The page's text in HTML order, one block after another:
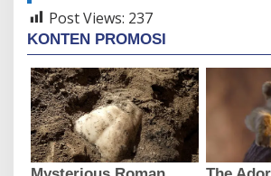
Post Views: 237